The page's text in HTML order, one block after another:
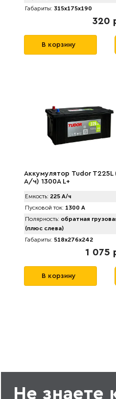
Габариты: 315x175x190
320
В корзину
Аккумулятор Tudor T225L
A/ч) 1300А L+
Емкость: 225 А/ч
Пусковой ток: 1300 А
Полярность: обратная
(плюс слева)
Габариты: 518x276x242
1 075
В корзину
Не знаете